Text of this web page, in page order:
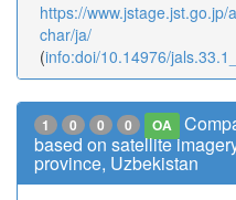
https://
char/ja/
(info:doi/10.14976/
1 0 0 0 OA
based on satellite
province, Uzbekistan